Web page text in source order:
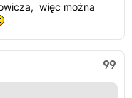
więc można